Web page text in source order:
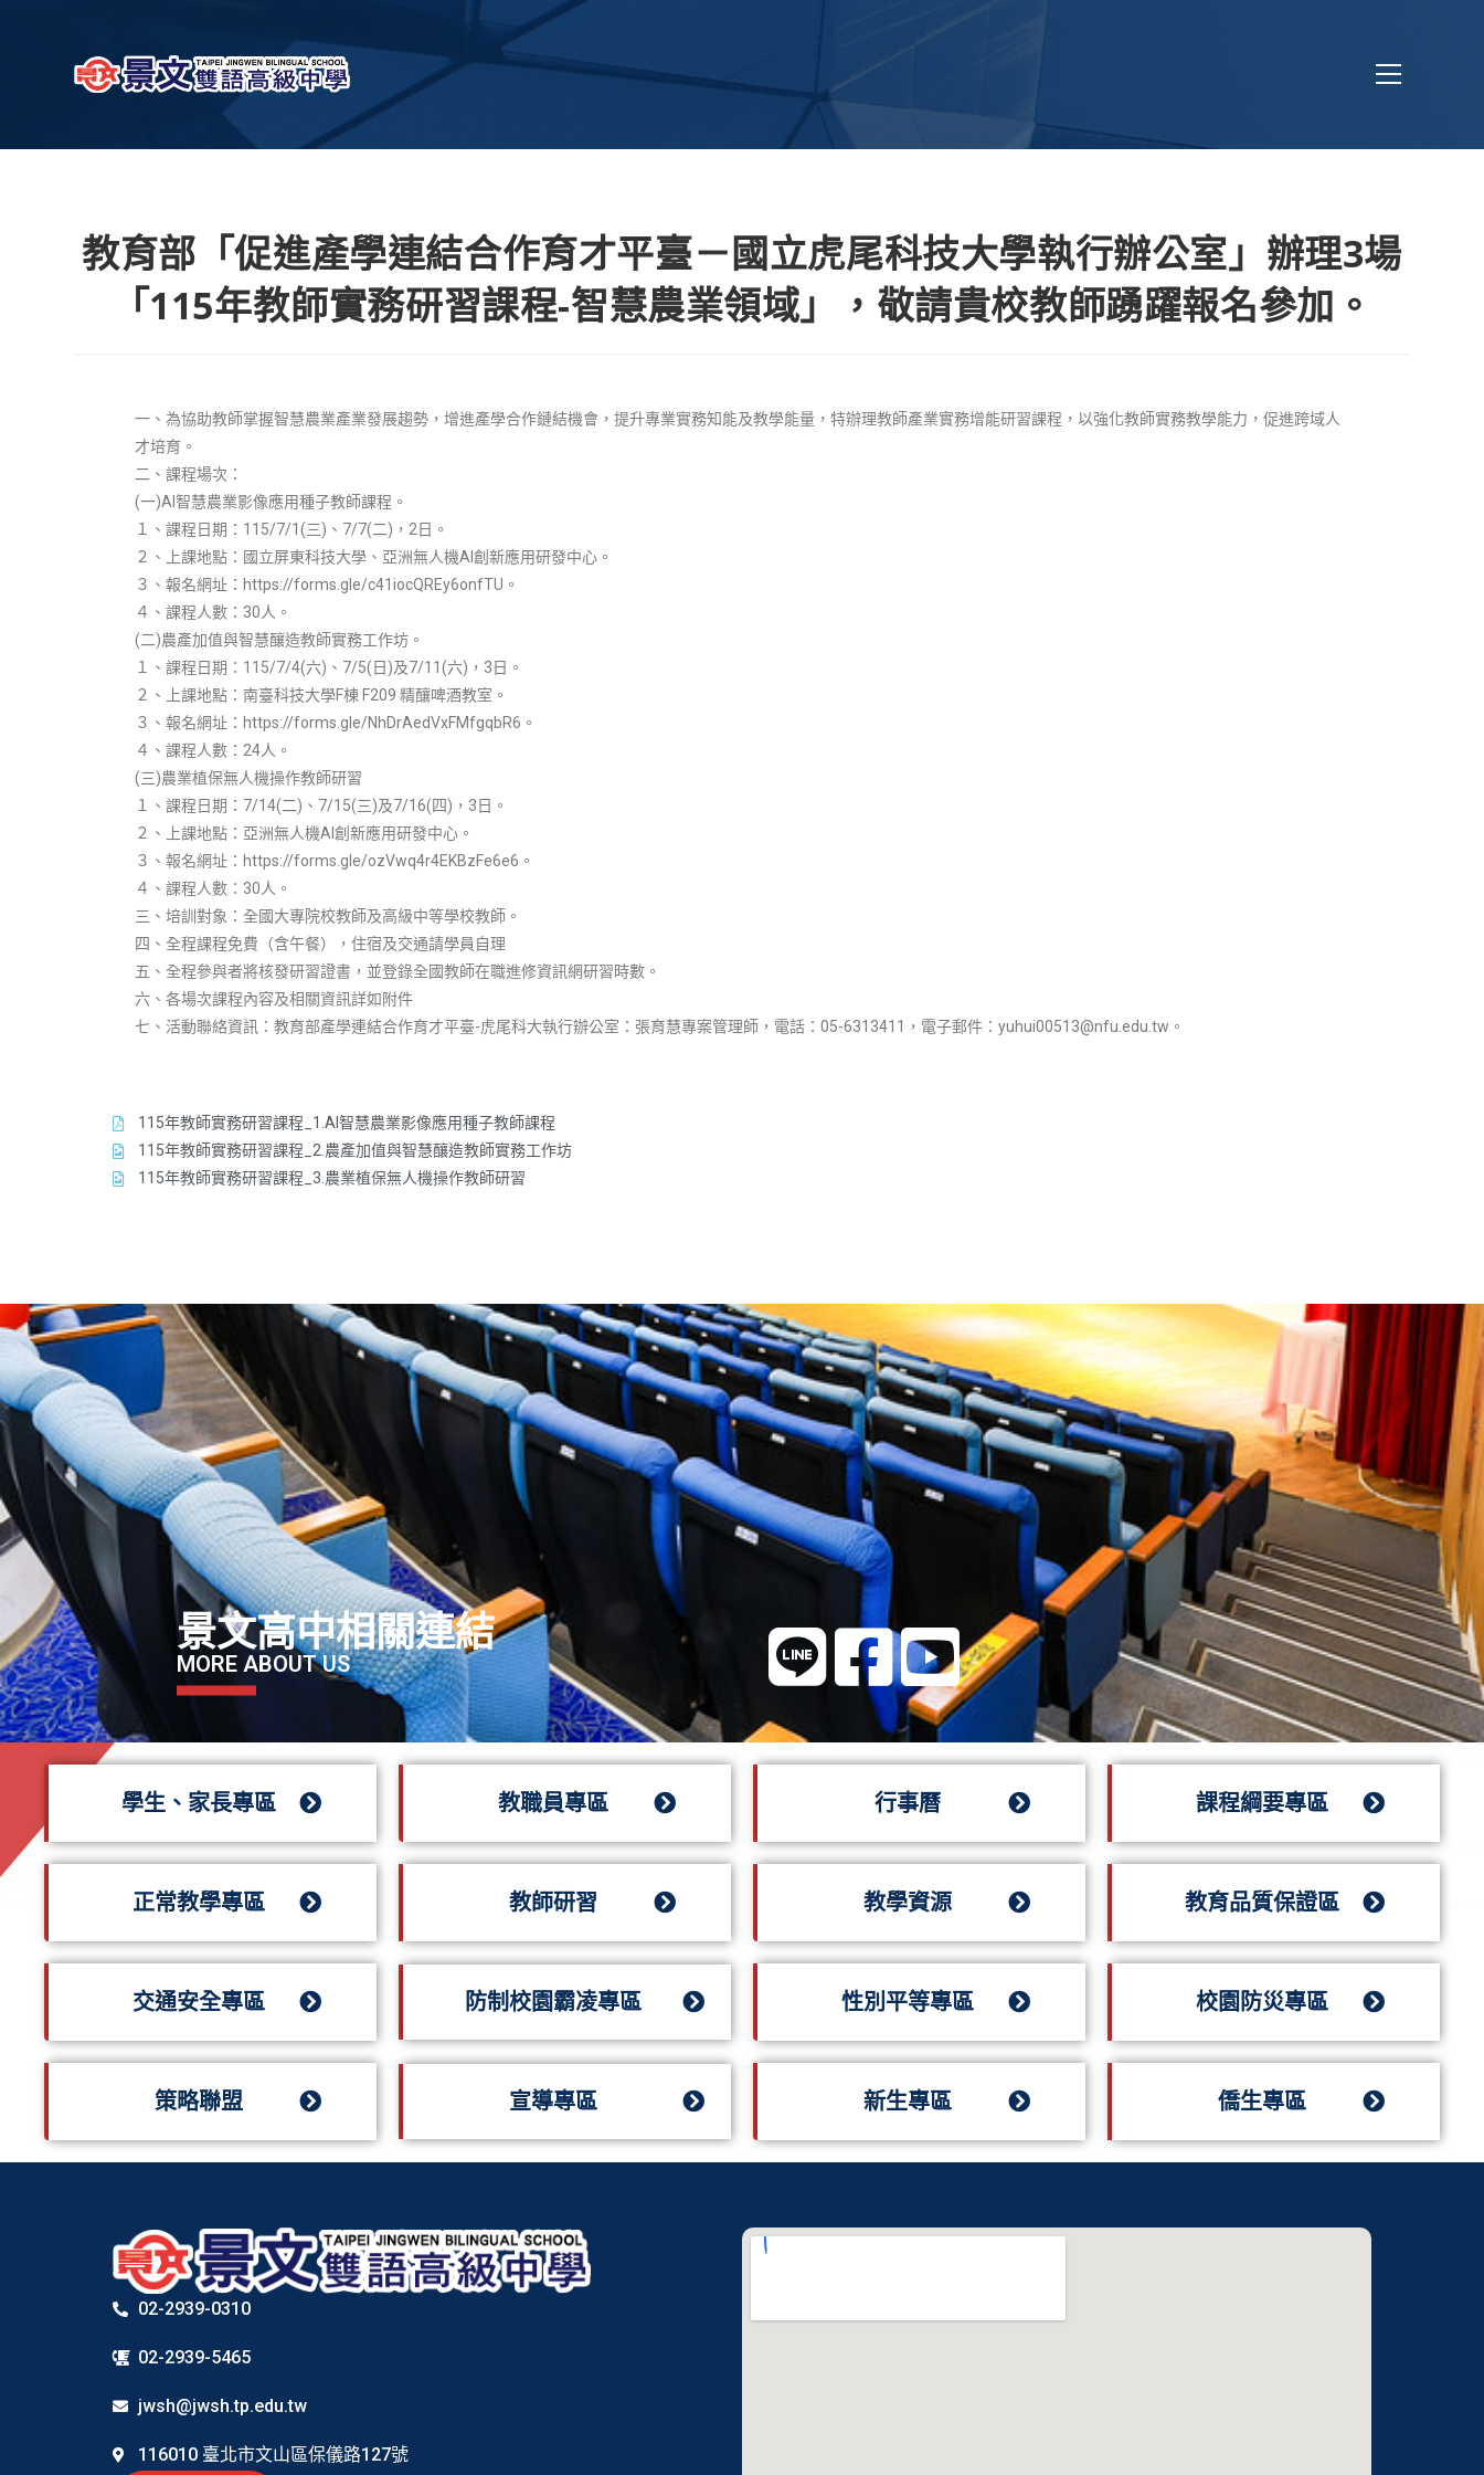
教育部「促進產學連結合作育才平臺－國立虎尾科技大學執行辦公室」辦理3場
「115年教師實務研習課程-智慧農業領域」，敬請貴校教師踴躍報名參加。
一、為協助教師掌握智慧農業產業發展趨勢，增進產學合作鏈結機會，提升專業實務知能及教學能量，特辦理教師產業實務增能研習課程，以強化教師實務教學能力，促進跨域人
才培育。
二、課程場次：
(一)AI智慧農業影像應用種子教師課程。
１、課程日期：115/7/1(三)、7/7(二)，2日。
２、上課地點：國立屏東科技大學、亞洲無人機AI創新應用研發中心。
３、報名網址：https://forms.gle/c41iocQREy6onfTU。
４、課程人數：30人。
(二)農產加值與智慧釀造教師實務工作坊。
１、課程日期：115/7/4(六)、7/5(日)及7/11(六)，3日。
２、上課地點：南臺科技大學F棟 F209 精釀啤酒教室。
３、報名網址：https://forms.gle/NhDrAedVxFMfgqbR6。
４、課程人數：24人。
(三)農業植保無人機操作教師研習
１、課程日期：7/14(二)、7/15(三)及7/16(四)，3日。
２、上課地點：亞洲無人機AI創新應用研發中心。
３、報名網址：https://forms.gle/ozVwq4r4EKBzFe6e6。
４、課程人數：30人。
三、培訓對象：全國大專院校教師及高級中等學校教師。
四、全程課程免費（含午餐），住宿及交通請學員自理
五、全程參與者將核發研習證書，並登錄全國教師在職進修資訊網研習時數。
六、各場次課程內容及相關資訊詳如附件
七、活動聯絡資訊：教育部產學連結合作育才平臺-虎尾科大執行辦公室：張育慧專案管理師，電話：05-6313411，電子郵件：yuhui00513@nfu.edu.tw。
115年教師實務研習課程_1.AI智慧農業影像應用種子教師課程
115年教師實務研習課程_2.農產加值與智慧釀造教師實務工作坊
115年教師實務研習課程_3.農業植保無人機操作教師研習
景文高中相關連結
MORE ABOUT US
學生、家長專區 教職員專區 行事曆 課程綱要專區
正常教學專區 教師研習 教學資源 教育品質保證區
交通安全專區 防制校園霸凌專區 性別平等專區 校園防災專區
策略聯盟 宣導專區 新生專區 僑生專區
02-2939-0310
02-2939-5465
jwsh@jwsh.tp.edu.tw
116010 臺北市文山區保儀路127號